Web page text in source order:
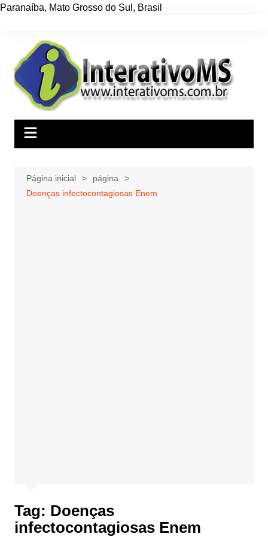
Paranaíba, Mato Grosso do Sul , Brasil
conteúdo
Página inicial
página
Doenças infectocontagiosas Enem
Tag: Doenças
infectocontagiosas Enem